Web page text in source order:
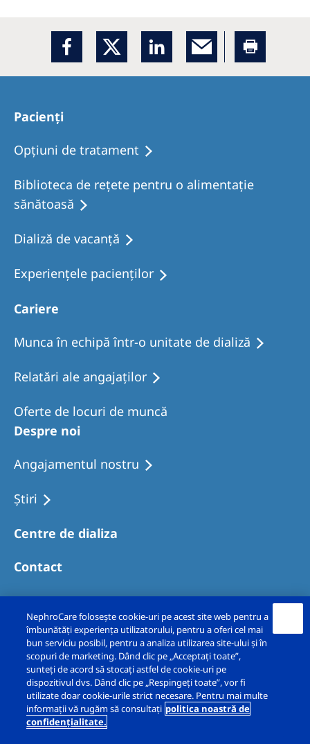
Pacienți
Opţiuni de tratament
Biblioteca de rețete pentru o alimentație
sănătoasă
Dializă de vacanţă
Experiențele pacienților
Cariere
Munca în echipă într-o unitate de dializă
Relatări ale angajaților
Oferte de locuri de muncă
Despre noi
Angajamentul nostru
Ştiri
Centre de dializa
Contact
Copyright © Fresenius Nephrocare Romania Srl
2026. Toate drepturile rezervate
NephroCare folosește cookie-uri pe acest site web pentru a
îmbunătăți experiența utilizatorului, pentru a oferi cel mai
bun serviciu posibil, pentru a analiza utilizarea site-ului și în
scopuri de marketing. Dând clic pe „Acceptați toate”,
sunteți de acord să stocați astfel de cookie-uri pe
dispozitivul dvs. Dând clic pe „Respingeți toate”, vor fi
utilizate doar cookie-urile strict necesare. Pentru mai multe
informații vă rugăm să consultați politica noastră de
confidențialitate.